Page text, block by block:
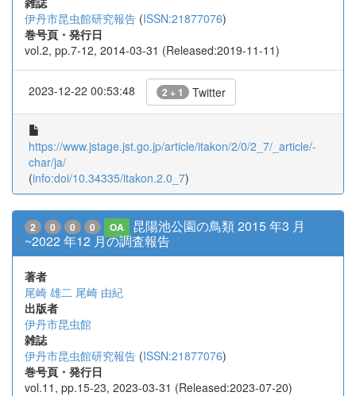
伊丹市昆虫館研究報告 (ISSN:21877076)
巻号頁・発行日
vol.2, pp.7-12, 2014-03-31 (Released:2019-11-11)
2023-12-22 00:53:48 2 + 1 Twitter
https://www.jstage.jst.go.jp/article/itakon/2/0/2_7/_article/-
char/ja/
(info:doi/10.34335/itakon.2.0_7)
2 0 0 0 OA
昆陽池公園の鳥類 2015 年3 月
~2022 年12 月の調査報告
著者
尾崎 雄二 尾崎 由紀
出版者
伊丹市昆虫館
雑誌
伊丹市昆虫館研究報告 (ISSN:21877076)
巻号頁・発行日
vol.11, pp.15-23, 2023-03-31 (Released:2023-07-20)